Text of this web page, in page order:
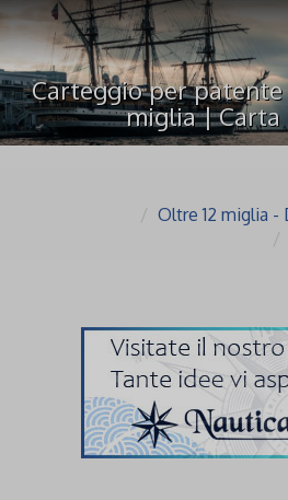
Carteggio per patente
miglia | Carta
Oltre 12 miglia -